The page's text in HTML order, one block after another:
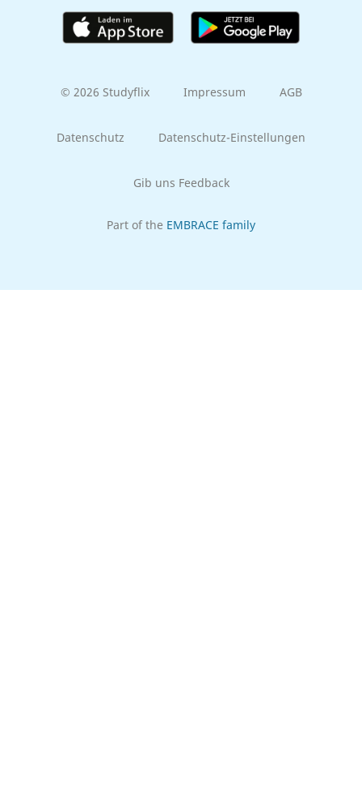
© 2026 Studyflix Impressum AGB
Datenschutz Datenschutz-Einstellungen
Gib uns Feedback
Part of the EMBRACE family